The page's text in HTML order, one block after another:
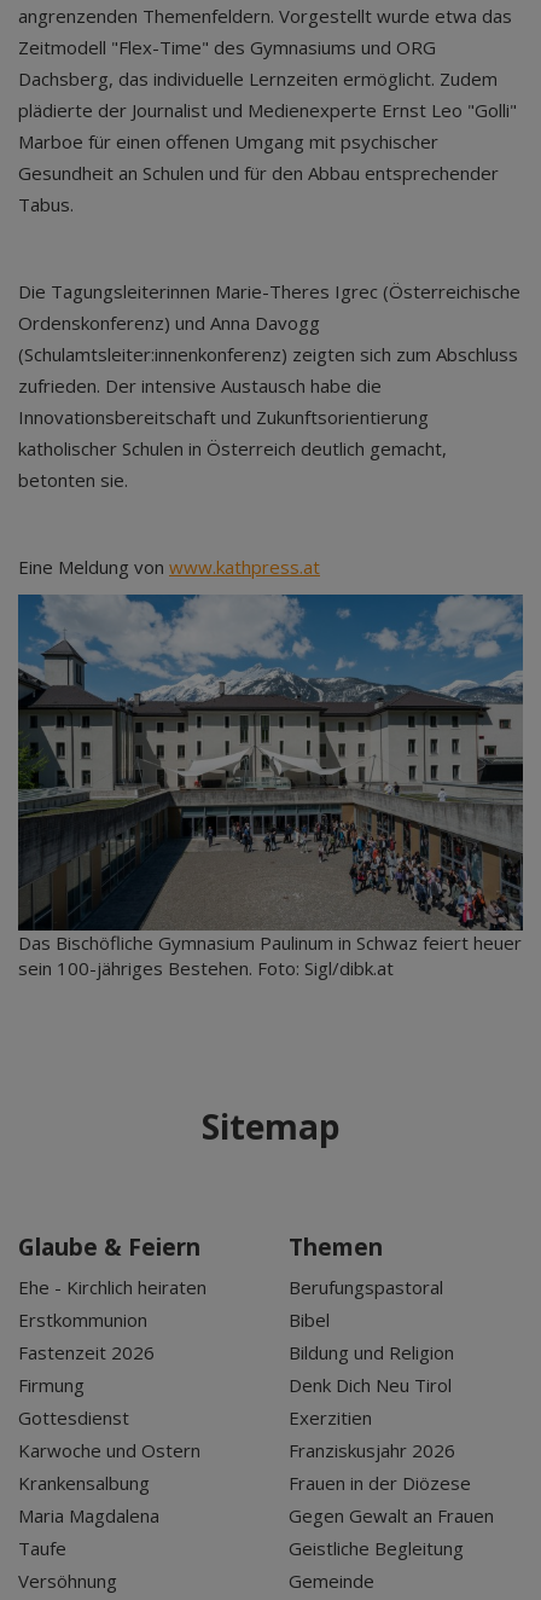
angrenzenden Themenfeldern. Vorgestellt wurde etwa das
Zeitmodell "Flex-Time" des Gymnasiums und ORG
Dachsberg, das individuelle Lernzeiten ermöglicht. Zudem
plädierte der Journalist und Medienexperte Ernst Leo "Golli"
Marboe für einen offenen Umgang mit psychischer
Gesundheit an Schulen und für den Abbau entsprechender
Tabus.
Die Tagungsleiterinnen Marie-Theres Igrec (Österreichische
Ordenskonferenz) und Anna Davogg
(Schulamtsleiter:innenkonferenz) zeigten sich zum Abschluss
zufrieden. Der intensive Austausch habe die
Innovationsbereitschaft und Zukunftsorientierung
katholischer Schulen in Österreich deutlich gemacht,
betonten sie.
Eine Meldung von www.kathpress.at
Das Bischöfliche Gymnasium Paulinum in Schwaz feiert heuer
sein 100-jähriges Bestehen. Foto: Sigl/dibk.at
Sitemap
Glaube & Feiern
Ehe - Kirchlich heiraten
Erstkommunion
Fastenzeit 2026
Firmung
Gottesdienst
Karwoche und Ostern
Krankensalbung
Maria Magdalena
Taufe
Versöhnung
Themen
Berufungspastoral
Bibel
Bildung und Religion
Denk Dich Neu Tirol
Exerzitien
Franziskusjahr 2026
Frauen in der Diözese
Gegen Gewalt an Frauen
Geistliche Begleitung
Gemeinde